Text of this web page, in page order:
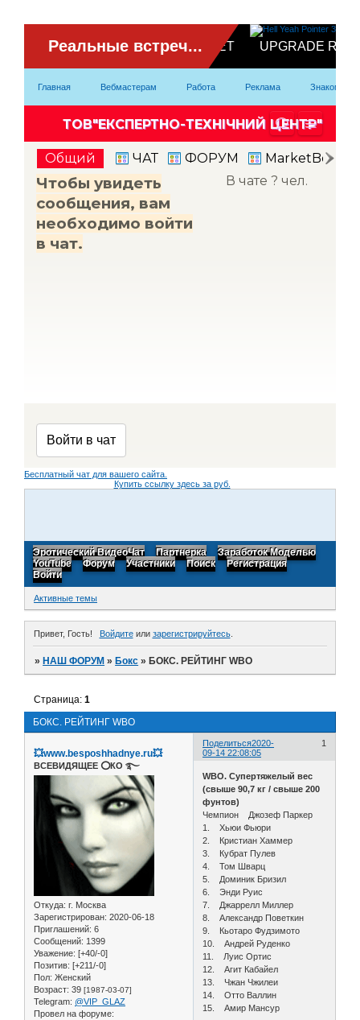
Главная Вебмастерам Работа Реклама Знакомство
Бесплатный чат для вашего сайта.
Купить ссылку здесь за руб.
Эротический ВидеоЧат Партнерка
Заработок Моделью
YouTube
Форум Участники Поиск
Регистрация
Войти
Активные темы
Привет, Гость! Войдитеили зарегистрируйтесь.
»НАШ ФОРУМ »Бокс »БОКС. РЕЙТИНГ WBO
БОКС. РЕЙТИНГ WBO
Страница:1
Поделиться 1
2020-
09-14 22:08:05
💥www.besposhhadnye.ru💥
ВСЕВИДЯЩЕЕ ⭕️КО ࿐
Откуда: г. Москва
Зарегистрирован: 2020-06-18
Приглашений: 6
Сообщений: 1399
Уважение: [+40/-0]
Позитив: [+211/-0]
Пол: Женский
Возраст: 39 [1987-03-07]
Telegram: @VIP_GLAZ
Провел на форуме:
WBO. Супертяжелый вес
(свыше 90,7 кг / свыше 200
фунтов)
Чемпион Джозеф Паркер
1. Хьюи Фьюри
2. Кристиан Хаммер
3. Кубрат Пулев
4. Том Шварц
5. Доминик Бризил
6. Энди Руис
7. Джаррелл Миллер
8. Александр Поветкин
9. Кьотаро Фудзимото
10. Андрей Руденко
11. Луис Ортис
12. Агит Кабайел
13. Чжан Чжилеи
14. Отто Валлин
15. Амир Мансур
ВидеоЧат
Партнерка
Модели
Контакты